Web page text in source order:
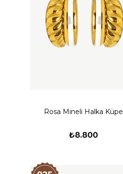
Rosa Mineli Halka Küpe
₺8.800